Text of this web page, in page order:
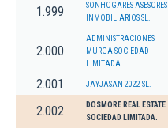
1.999
SONHOGARES ASESORES
INMOBILIARIOS SL.
2.000
ADMINISTRACIONES
MURGA SOCIEDAD
LIMITADA.
2.001 JAYJASAN 2022 SL.
2.002
DOSMORE REAL ESTATE
SOCIEDAD LIMITADA.